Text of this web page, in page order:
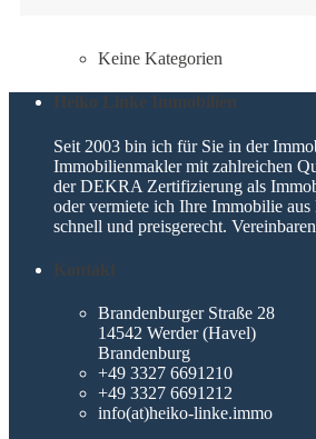
Keine Kategorien
Heiko Linke Immobilien
Seit 2003 bin ich für Sie in der
Immobilienmakler mit zahlreichen
der DEKRA Zertifizierung als
oder vermiete ich Ihre Immobilie
schnell und preisgerecht.
Kontakt
Brandenburger Straße 28
14542 Werder (Havel)
Brandenburg
+49 3327 6691210
+49 3327 6691212
info(at)heiko-linke.immo